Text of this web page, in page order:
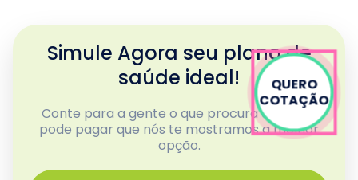
Simule Agora seu plano de
saúde ideal!
Conte para a gente o que procura e quanto
pode pagar que nós te mostramos a melhor
opção.
QUERO
COTAÇÃO